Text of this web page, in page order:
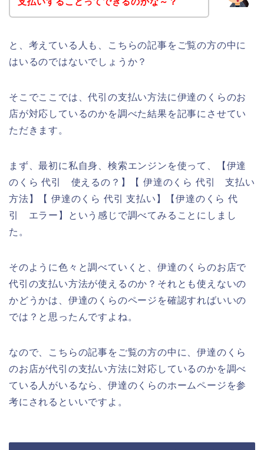
と、考えている人も、こちらの記事をご覧の方の中に
はいるのではないでしょうか？
そこでここでは、代引の支払い方法に伊達のくらのお
店が対応しているのかを調べた結果を記事にさせてい
ただきます。
まず、最初に私自身、検索エンジンを使って、【伊達
のくら 代引 使えるの？】【 伊達のくら 代引 支払い
方法】【 伊達のくら 代引 支払い】【伊達のくら 代
引 エラー】という感じで調べてみることにしまし
た。
そのように色々と調べていくと、伊達のくらのお店で
代引の支払い方法が使えるのか？それとも使えないの
かどうかは、伊達のくらのページを確認すればいいの
では？と思ったんですよね。
なので、こちらの記事をご覧の方の中に、伊達のくら
のお店が代引の支払い方法に対応しているのかを調べ
ている人がいるなら、伊達のくらのホームページを参
考にされるといいですよ。